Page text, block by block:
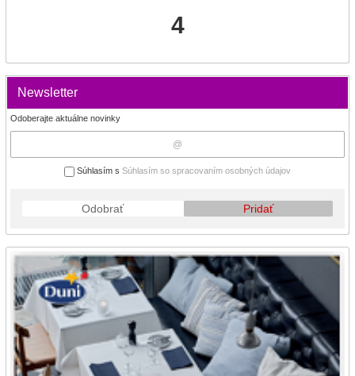
4
Newsletter
Odoberajte aktuálne novinky
Súhlasím s Súhlasím so spracovaním osobných údajov
Odobrať Pridať